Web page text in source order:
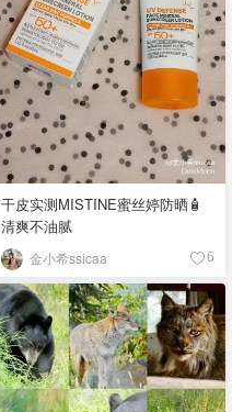
干皮实测MISTINE蜜丝婷防晒🧴
清爽不油腻
金小希ssicaa 6